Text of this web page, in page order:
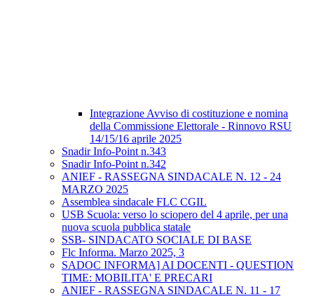
Integrazione Avviso di costituzione e nomina
della Commissione Elettorale - Rinnovo RSU
14/15/16 aprile 2025
Snadir Info-Point n.343
Snadir Info-Point n.342
ANIEF - RASSEGNA SINDACALE N. 12 - 24
MARZO 2025
Assemblea sindacale FLC CGIL
USB Scuola: verso lo sciopero del 4 aprile, per una
nuova scuola pubblica statale
SSB- SINDACATO SOCIALE DI BASE
Flc Informa. Marzo 2025, 3
SADOC INFORMA] AI DOCENTI - QUESTION
TIME: MOBILITA' E PRECARI
ANIEF - RASSEGNA SINDACALE N. 11 - 17